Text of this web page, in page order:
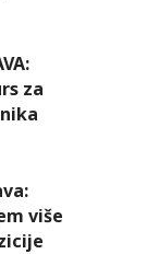
za
više